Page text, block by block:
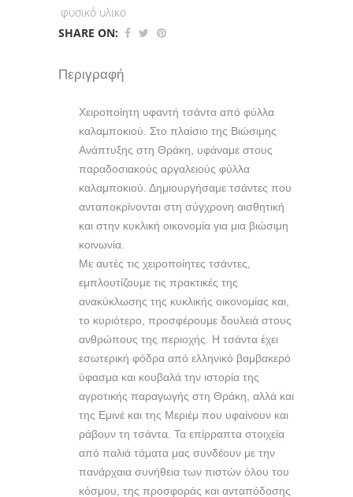
φυσικό υλικο
SHARE ON:
Περιγραφή
Χειροποίητη υφαντή τσάντα από φύλλα
καλαμποκιού. Στο πλαίσιο της Βιώσιμης
Ανάπτυξης στη Θράκη, υφάναμε στους
παραδοσιακούς αργαλειούς φύλλα
καλαμποκιού. Δημιουργήσαμε τσάντες που
ανταποκρίνονται στη σύγχρονη αισθητική
και στην κυκλική οικονομία για μια βιώσιμη
κοινωνία.
Με αυτές τις χειροποίητες τσάντες,
εμπλουτίζουμε τις πρακτικές της
ανακύκλωσης της κυκλικής οικονομίας και,
το κυριότερο, προσφέρουμε δουλειά στους
ανθρώπους της περιοχής. Η τσάντα έχει
εσωτερική φόδρα από ελληνικό βαμβακερό
ύφασμα και κουβαλά την ιστορία της
αγροτικής παραγωγής στη Θράκη, αλλά και
της Εμινέ και της Μεριέμ που υφαίνουν και
ράβουν τη τσάντα. Τα επίρραπτα στοιχεία
από παλιά τάματα μας συνδέουν με την
πανάρχαια συνήθεια των πιστών όλου του
κόσμου, της προσφοράς και ανταπόδοσης